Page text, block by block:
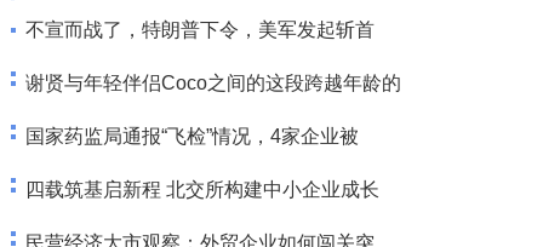
不宣而战了，特朗普下令，美军发起斩首
谢贤与年轻伴侣Coco之间的这段跨越年龄的
国家药监局通报“飞检”情况，4家企业被
四载筑基启新程 北交所构建中小企业成长
民营经济大市观察：外贸企业如何闯关突